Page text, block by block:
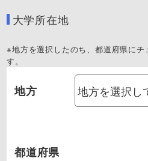
大学所在地
※地方を選択したのち、都道府県にチ
す。
地方
都道府県